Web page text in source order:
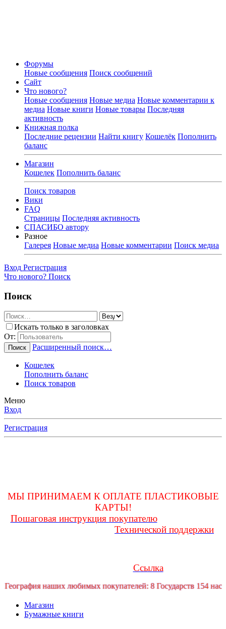
Форумы
Новые сообщения Поиск сообщений
Сайт
Что нового?
Новые сообщения Новые медиа Новые комментарии к
медиа Новые книги Новые товары Последняя
активность
Книжная полка
Последние рецензии Найти книгу Кошелёк Пополнить
баланс
Магазин
Кошелек Пополнить баланс
Поиск товаров
Вики
FAQ
Страницы Последняя активность
СПАСИБО автору
Разное
Галерея Новые медиа Новые комментарии Поиск медиа
Вход Регистрация
Что нового? Поиск
Поиск
Искать только в заголовках
От:
Поиск Расширенный поиск…
Кошелек
Пополнить баланс
Поиск товаров
Меню
Вход
Регистрация
МЫ ПРИНИМАЕМ К ОПЛАТЕ ПЛАСТИКОВЫЕ
КАРТЫ!
Пошаговая инструкция покупателюЛюбые вопросы
Технической поддержки
Ссылка
наших любимых покупателей: 8 Государств 154
Магазин
Бумажные книги